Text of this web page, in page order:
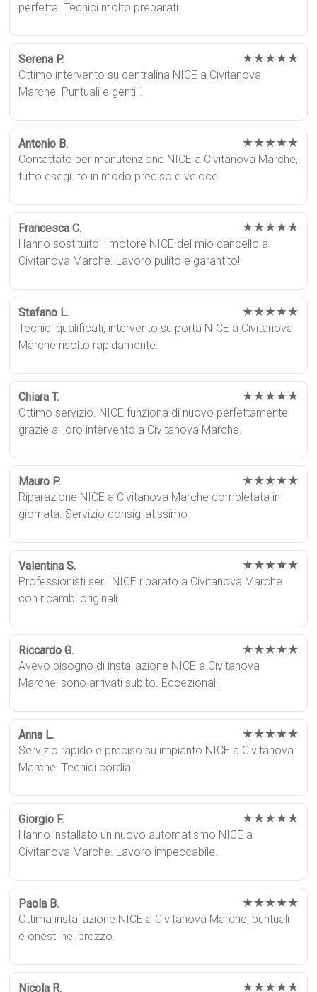
perfetta. Tecnici molto preparati.
Serena P. ★★★★★
Ottimo intervento su centralina NICE a Civitanova
Marche. Puntuali e gentili.
Antonio B. ★★★★★
Contattato per manutenzione NICE a Civitanova Marche,
tutto eseguito in modo preciso e veloce.
Francesca C. ★★★★★
Hanno sostituito il motore NICE del mio cancello a
Civitanova Marche. Lavoro pulito e garantito!
Stefano L. ★★★★★
Tecnici qualificati, intervento su porta NICE a Civitanova
Marche risolto rapidamente.
Chiara T. ★★★★★
Ottimo servizio. NICE funziona di nuovo perfettamente
grazie al loro intervento a Civitanova Marche.
Mauro P. ★★★★★
Riparazione NICE a Civitanova Marche completata in
giornata. Servizio consigliatissimo.
Valentina S. ★★★★★
Professionisti seri. NICE riparato a Civitanova Marche
con ricambi originali.
Riccardo G. ★★★★★
Avevo bisogno di installazione NICE a Civitanova
Marche, sono arrivati subito. Eccezionali!
Anna L. ★★★★★
Servizio rapido e preciso su impianto NICE a Civitanova
Marche. Tecnici cordiali.
Giorgio F. ★★★★★
Hanno installato un nuovo automatismo NICE a
Civitanova Marche. Lavoro impeccabile.
Paola B. ★★★★★
Ottima installazione NICE a Civitanova Marche, puntuali
e onesti nel prezzo.
Nicola R. ★★★★★